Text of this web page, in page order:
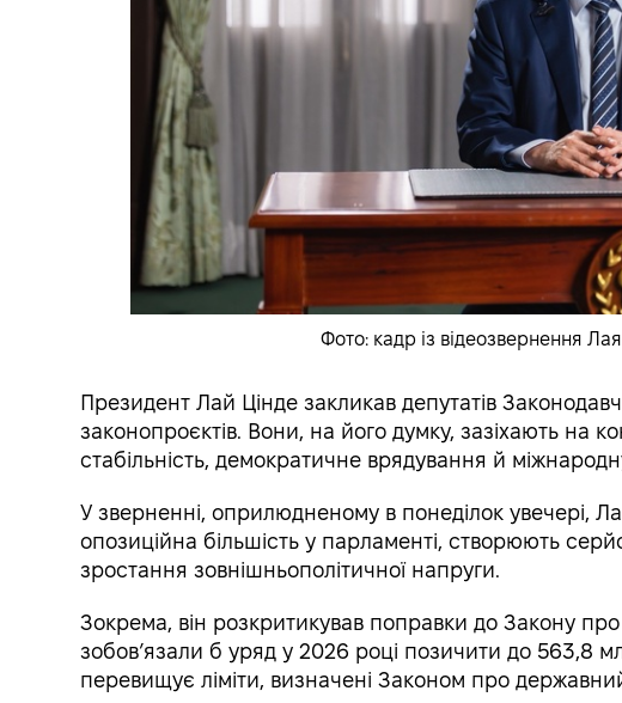
Фото: кадр із відеозвернення
Президент Лай Цінде закликав депутатів
законопроєктів. Вони, на його думку, зазіхають на
стабільність, демократичне врядування й
У зверненні, оприлюдненому в понеділок увечері,
опозиційна більшість у парламенті, створюють
зростання зовнішньополітичної напруги.
Зокрема, він розкритикував поправки до Закону про
зобов’язали б уряд у 2026 році позичити до 563,8
перевищує ліміти, визначені Законом про